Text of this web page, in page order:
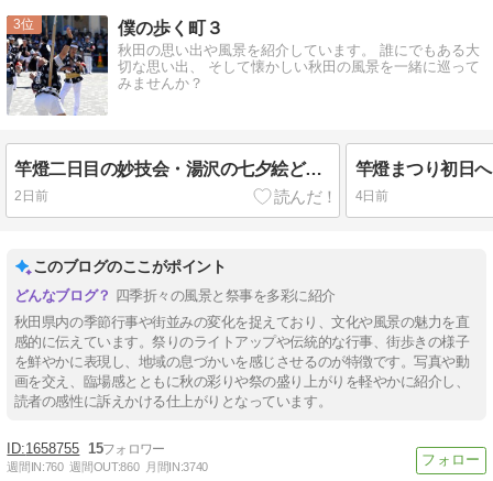
3 僕の歩く町３
秋田の思い出や風景を紹介しています。 誰にでもある大
切な思い出、 そして懐かしい秋田の風景を一緒に巡って
みませんか？
竿燈二日目の妙技会・湯沢の七夕絵どうろうまつりへ
2日前
竿燈まつり初日へ
4日前
このブログのここがポイント
四季折々の風景と祭事を多彩に紹介
秋田県内の季節行事や街並みの変化を捉えており、文化や風景の魅力を直
感的に伝えています。祭りのライトアップや伝統的な行事、街歩きの様子
を鮮やかに表現し、地域の息づかいを感じさせるのが特徴です。写真や動
画を交え、臨場感とともに秋の彩りや祭の盛り上がりを軽やかに紹介し、
読者の感性に訴えかける仕上がりとなっています。
1658755 15
週間IN:760 週間OUT:860 月間IN:3740